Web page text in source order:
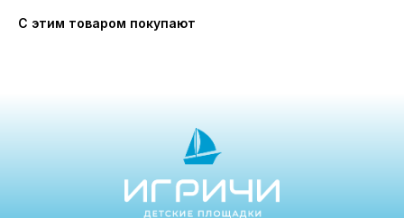
С этим товаром покупают